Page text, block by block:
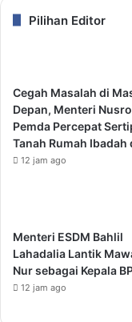
Pilihan Editor
Cegah Masalah di
Depan, Menteri
Pemda Percepat
Tanah Rumah Ibadah
12 jam ago
Menteri ESDM Bahlil
Lahadalia Lantik
Nur sebagai Kepala
12 jam ago